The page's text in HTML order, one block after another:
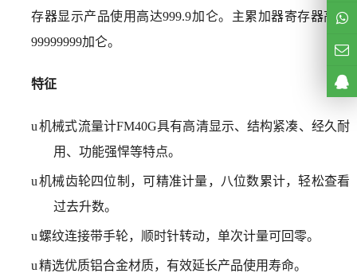
存器显示产品使用高达999.9加仑。主累加器寄存器高达
99999999加仑。
特征
u机械式流量计FM40G具有高清显示、结构紧凑、经久耐
用、功能强悍等特点。
u机械齿轮四位制，可精准计量，八位数累计，轻松查看
过去升数。
u 螺纹连接带手轮，顺时针转动，单次计量可回零。
u精选优质铝合金材质，有效延长产品使用寿命。